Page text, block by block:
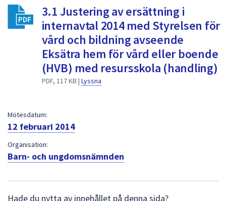
att
välja
något
av
dem.
3.1 Justering av ersättning i
internavtal 2014 med Styrelsen för
vård och bildning avseende
Eksätra hem för vård eller boende
(HVB) med resursskola (handling)
PDF, 117 KB | Lyssna
Mötesdatum:
12 februari 2014
Organisation:
Barn- och ungdomsnämnden
Hade du nytta av innehållet på denna sida?